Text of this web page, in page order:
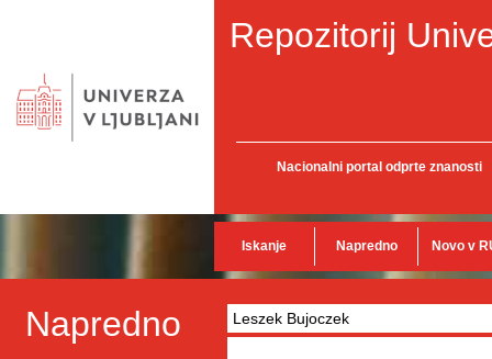
Repozitorij
Nacionalni portal odprte znanosti
Iskanje Napredno Novo v
Napredno